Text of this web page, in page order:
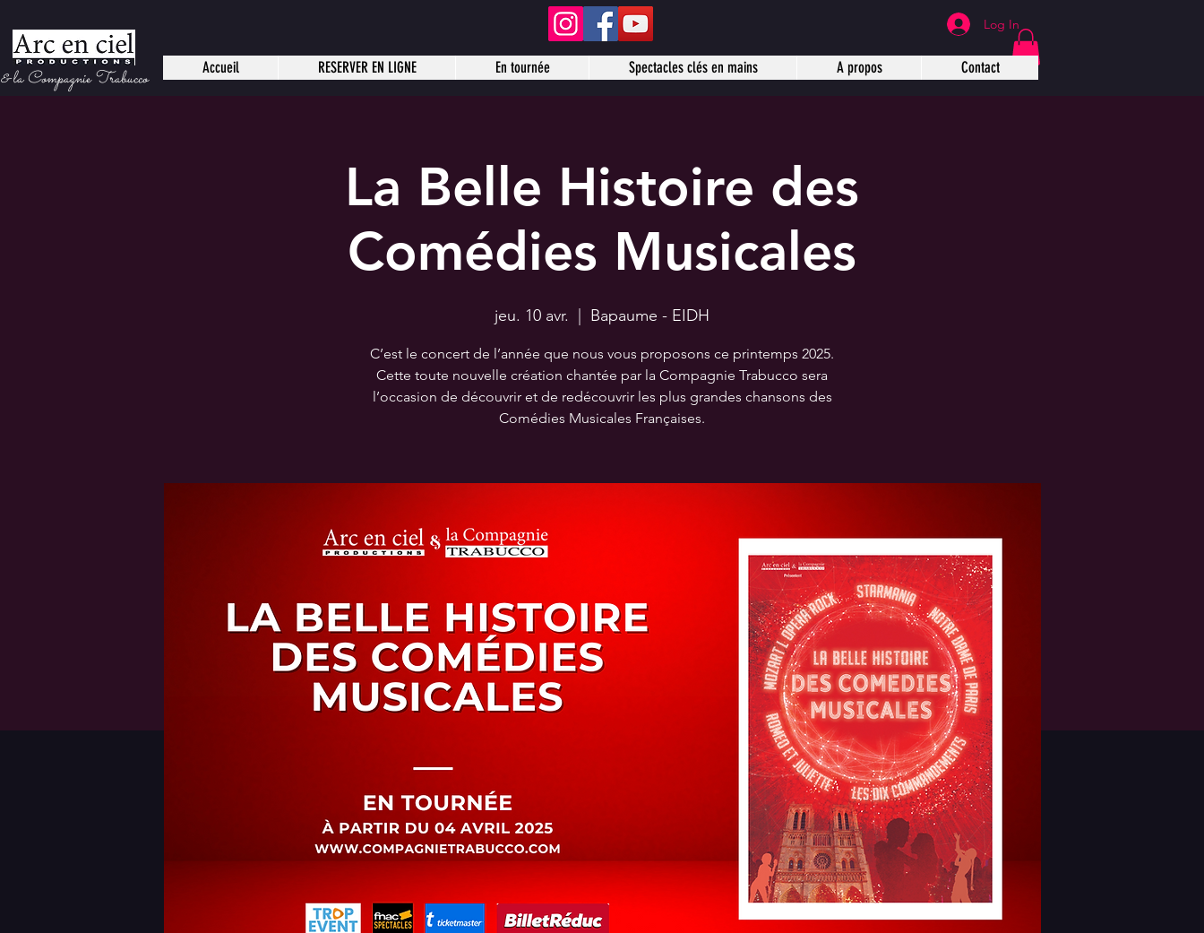
Log In
la Compagnie Trabucco
La Belle Histoire des
Comédies Musicales
jeu. 10 avr.
  |
Bapaume - EIDH
C’est le concert de l’année que nous vous proposons ce printemps 2025.
Cette toute nouvelle création chantée par la Compagnie Trabucco sera
l’occasion de découvrir et de redécouvrir les plus grandes chansons des
Comédies Musicales Françaises.
Accueil RESERVER EN LIGNE En tournée Spectacles clés en mains A propos Contact